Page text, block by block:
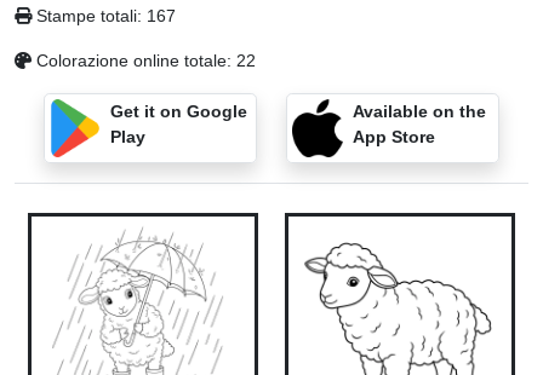
Stampe totali: 167
Colorazione online totale: 22
Get it on Google
Play
Available on the
App Store